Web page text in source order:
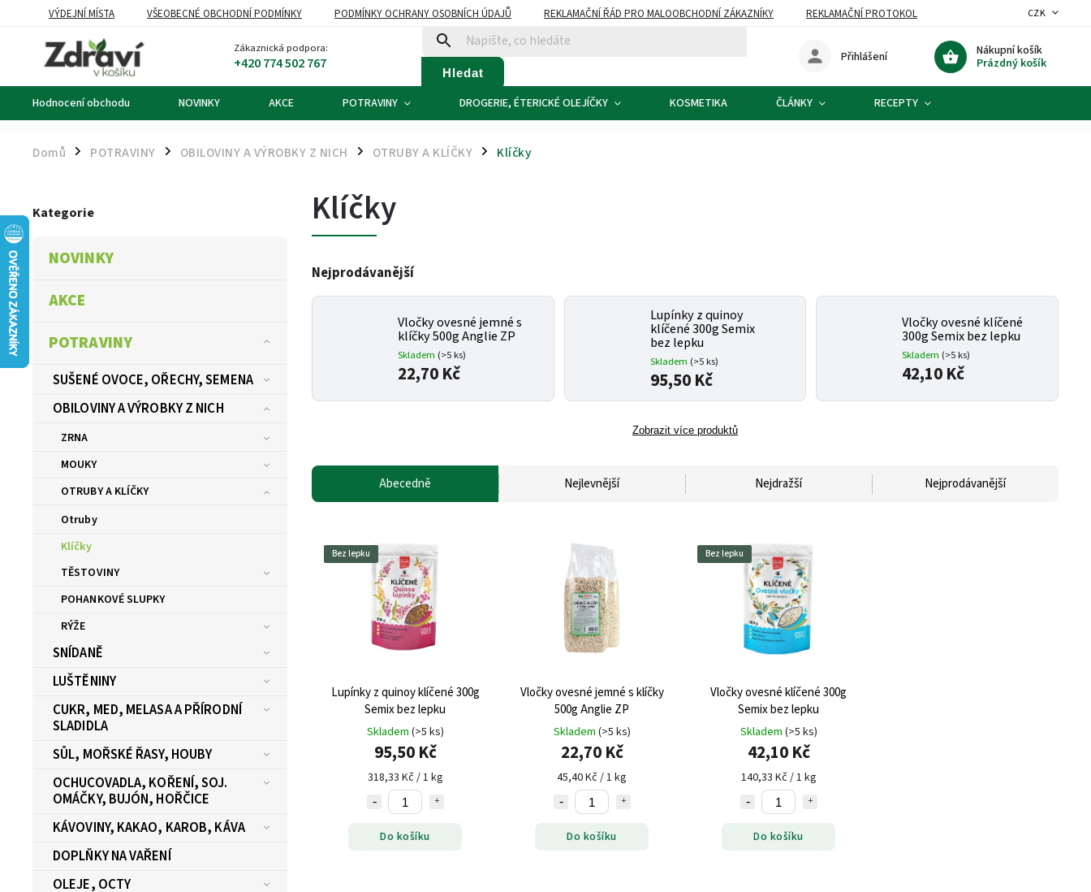
VÝDEJNÍ MÍSTA VŠEOBECNÉ OBCHODNÍ PODMÍNKY PODMÍNKY OCHRANY OSOBNÍCH ÚDAJŮ REKLAMAČNÍ ŘÁD PRO MALOOBCHODNÍ ZÁKAZNÍKY
REKLAMAČNÍ PROTOKOL
OZNÁMENÍ O ODSTOUPENÍ OD KUPNÍ SMLOUVY
KONTAKTY
CZK
Zákaznická podpora:
+420 774 502 767 Hledat
Nákupní košík
Prázdný košík
Přihlášení
Hodnocení obchodu NOVINKY AKCE POTRAVINY DROGERIE, ÉTERICKÉ OLEJÍČKY KOSMETIKA ČLÁNKY RECEPTY
Domů / POTRAVINY / OBILOVINY A VÝROBKY Z NICH / OTRUBY A KLÍČKY / Klíčky
Kategorie
NOVINKY
AKCE
POTRAVINY
SUŠENÉ OVOCE, OŘECHY, SEMENA
OBILOVINY A VÝROBKY Z NICH
ZRNA
MOUKY
OTRUBY A KLÍČKY
Otruby
Klíčky
TĚSTOVINY
POHANKOVÉ SLUPKY
RÝŽE
SNÍDANĚ
LUŠTĚNINY
CUKR, MED, MELASA A PŘÍRODNÍ
SLADIDLA
SŮL, MOŘSKÉ ŘASY, HOUBY
OCHUCOVADLA, KOŘENÍ, SOJ.
OMÁČKY, BUJÓN, HOŘČICE
KÁVOVINY, KAKAO, KAROB, KÁVA
DOPLŇKY NA VAŘENÍ
OLEJE, OCTY
Klíčky
Nejprodávanější
Vločky ovesné jemné s
klíčky 500g Anglie ZP
Skladem (>5 ks)
22,70 Kč
Lupínky z quinoy
klíčené 300g Semix
bez lepku
Skladem (>5 ks)
95,50 Kč
Vločky ovesné klíčené
300g Semix bez lepku
Skladem (>5 ks)
42,10 Kč
Zobrazit více produktů
Abecedně Nejlevnější Nejdražší Nejprodávanější
Bez lepku
Lupínky z quinoy klíčené 300g
Semix bez lepku
Skladem (>5 ks)
95,50 Kč
318,33 Kč / 1 kg
Do košíku
Vločky ovesné jemné s klíčky
500g Anglie ZP
Skladem (>5 ks)
22,70 Kč
45,40 Kč / 1 kg
Do košíku
Bez lepku
Vločky ovesné klíčené 300g
Semix bez lepku
Skladem (>5 ks)
42,10 Kč
140,33 Kč / 1 kg
Do košíku